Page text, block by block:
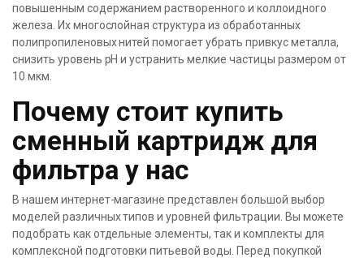
повышенным содержанием растворенного и коллоидного
железа. Их многослойная структура из обработанных
полипропиленовых нитей помогает убрать привкус металла,
снизить уровень рН и устранить мелкие частицы размером от
10 мкм.
Почему стоит купить
сменный картридж для
фильтра у нас
В нашем интернет-магазине представлен большой выбор
моделей различных типов и уровней фильтрации. Вы можете
подобрать как отдельные элементы, так и комплекты для
комплексной подготовки питьевой воды. Перед покупкой